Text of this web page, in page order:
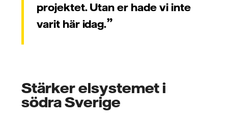
projektet. Utan er hade vi inte
varit här idag.
Stärker elsystemet i
södra Sverige